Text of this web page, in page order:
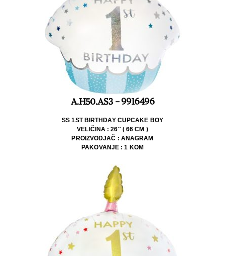
A.H50.AS3 - 9916496
SS 1ST BIRTHDAY CUPCAKE BOY
VELIČINA : 26″ ( 66 CM )
PROIZVODJAČ : ANAGRAM
PAKOVANJE : 1 KOM